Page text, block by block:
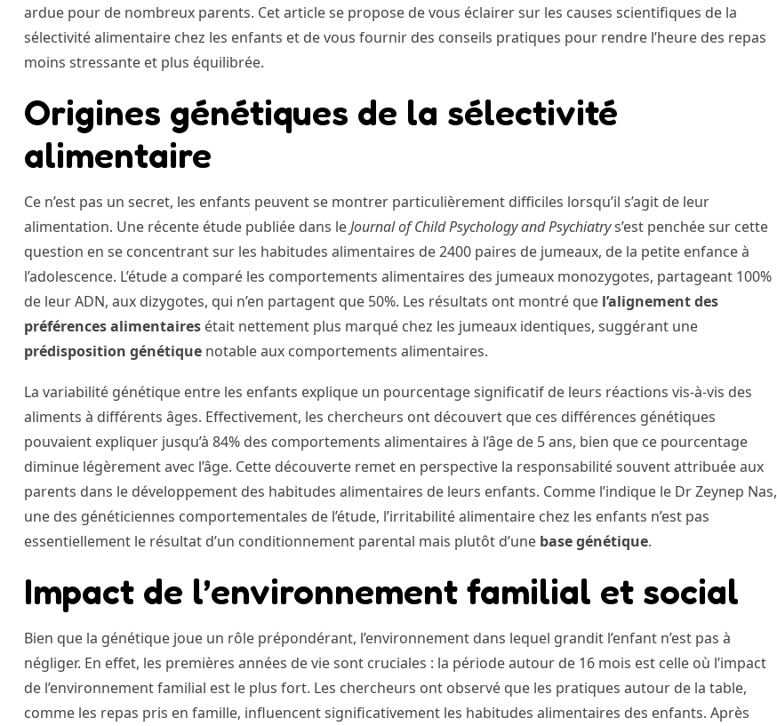
ardue pour de nombreux parents. Cet article se propose de vous éclairer sur les causes scientifiques de la
sélectivité alimentaire chez les enfants et de vous fournir des conseils pratiques pour rendre l’heure des repas
moins stressante et plus équilibrée.
Origines génétiques de la sélectivité
alimentaire
Ce n’est pas un secret, les enfants peuvent se montrer particulièrement difficiles lorsqu’il s’agit de leur
alimentation. Une récente étude publiée dans leJournal of Child Psychology and Psychiatrys’est penchée sur cette
question en se concentrant sur les habitudes alimentaires de 2400 paires de jumeaux, de la petite enfance à
l’adolescence. L’étude a comparé les comportements alimentaires des jumeaux monozygotes, partageant 100%
de leur ADN, aux dizygotes, qui n’en partagent que 50%. Les résultats ont montré que l’alignement des
préférences alimentaires était nettement plus marqué chez les jumeaux identiques, suggérant une
prédisposition génétique notable aux comportements alimentaires.
La variabilité génétique entre les enfants explique un pourcentage significatif de leurs réactions vis-à-vis des
aliments à différents âges. Effectivement, les chercheurs ont découvert que ces différences génétiques
pouvaient expliquer jusqu’à 84% des comportements alimentaires à l’âge de 5 ans, bien que ce pourcentage
diminue légèrement avec l’âge. Cette découverte remet en perspective la responsabilité souvent attribuée aux
parents dans le développement des habitudes alimentaires de leurs enfants. Comme l’indique le Dr Zeynep Nas,
une des généticiennes comportementales de l’étude, l’irritabilité alimentaire chez les enfants n’est pas
essentiellement le résultat d’un conditionnement parental mais plutôt d’une base génétique.
Impact de l’environnement familial et social
Bien que la génétique joue un rôle prépondérant, l’environnement dans lequel grandit l’enfant n’est pas à
négliger. En effet, les premières années de vie sont cruciales : la période autour de 16 mois est celle où l’impact
de l’environnement familial est le plus fort. Les chercheurs ont observé que les pratiques autour de la table,
comme les repas pris en famille, influencent significativement les habitudes alimentaires des enfants. Après